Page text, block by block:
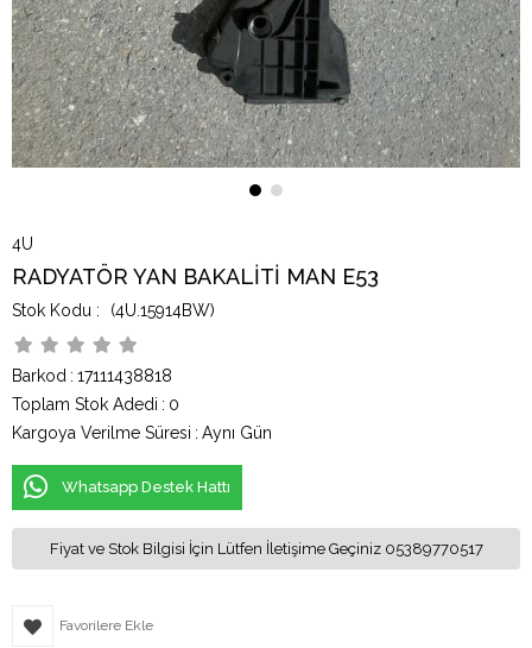
4U
RADYATÖR YAN BAKALİTİ MAN E53
(4U.15914BW)
Barkod : 17111438818
Toplam Stok Adedi : 0
Kargoya Verilme Süresi : Aynı Gün
Whatsapp Destek Hattı
Fiyat ve Stok Bilgisi İçin Lütfen İletişime Geçiniz 05389770517
Favorilere Ekle